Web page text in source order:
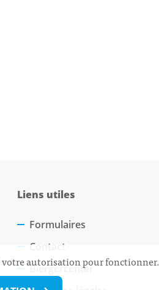
Liens utiles
Formulaires
Contact
Biergercenter
votre autorisation pour fonctionner.